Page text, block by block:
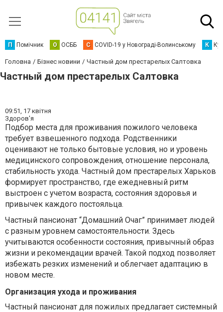
П Помічник О ОСББ C COVID-19 у Новограді-Волинському К
Головна Бізнес новини Частный дом престарелых Салтовка
Частный дом престарелых Салтовка
09:51, 17 квітня
Здоров'я
Подбор места для проживания пожилого человека
требует взвешенного подхода. Родственники
оценивают не только бытовые условия, но и уровень
медицинского сопровождения, отношение персонала,
стабильность ухода. Частный дом престарелых Харьков
формирует пространство, где ежедневный ритм
выстроен с учетом возраста, состояния здоровья и
привычек каждого постояльца.
Частный пансионат “Домашний Очаг” принимает людей
с разным уровнем самостоятельности. Здесь
учитываются особенности состояния, привычный образ
жизни и рекомендации врачей. Такой подход позволяет
избежать резких изменений и облегчает адаптацию в
новом месте.
Организация ухода и проживания
Частный пансионат для пожилых предлагает системный